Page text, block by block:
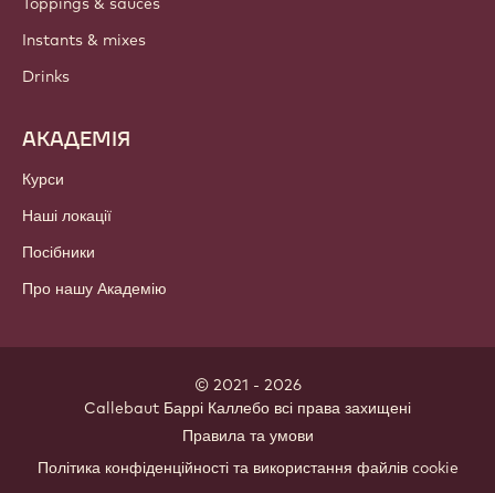
Instants & mixes
Drinks
АКАДЕМІЯ
Курси
Наші локації
Посібники
Про нашу Академію
© 2021 - 2026
Callebaut Баррі Каллебо всі права захищені
Правила та умови
Політика конфіденційності та використання файлів cookie